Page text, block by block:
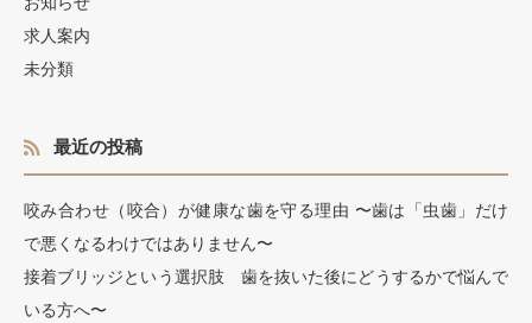
求人案内
未分類
最近の投稿
咬み合わせ（咬合）が健康な歯を守る理由 〜歯は「虫歯」だけ
で悪くなるわけではありません〜
接着ブリッジという選択肢 歯を抜いた後にどうするかで悩んで
いる方へ〜